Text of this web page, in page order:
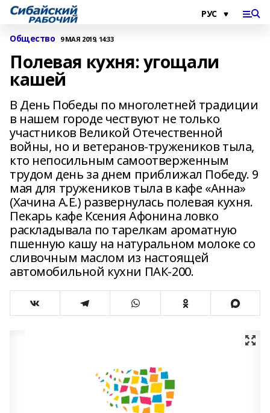
Общество 9 МАЯ 2019, 14:33
Полевая кухня: угощали
кашей
В День Победы по многолетней традиции
в нашем городе чествуют не только
участников Великой Отечественной
войны, но и ветеранов-тружеников тыла,
кто непосильным самоотверженным
трудом день за днем приближал Победу. 9
мая для тружеников тыла в кафе «Анна»
(Хачина А.Е.) развернулась полевая кухня.
Пекарь кафе Ксения Афонина ловко
раскладывала по тарелкам ароматную
пшенную кашу на натуральном молоке со
сливочным маслом из настоящей
автомобильной кухни ПАК-200.